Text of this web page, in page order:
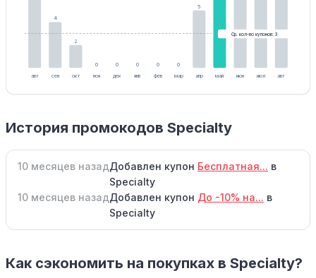
авг
4
сен
2
окт
0
ноя
0
дек
0
янв
0
фев
0
мар
5
апр май июн июл авг
Ср. кол-во купонов: 3
История промокодов Specialty
10 месяцев назадДобавлен купон Бесплатная... в
Specialty
10 месяцев назадДобавлен купон До -10% на... в
Specialty
Как сэкономить на покупках в Specialty?